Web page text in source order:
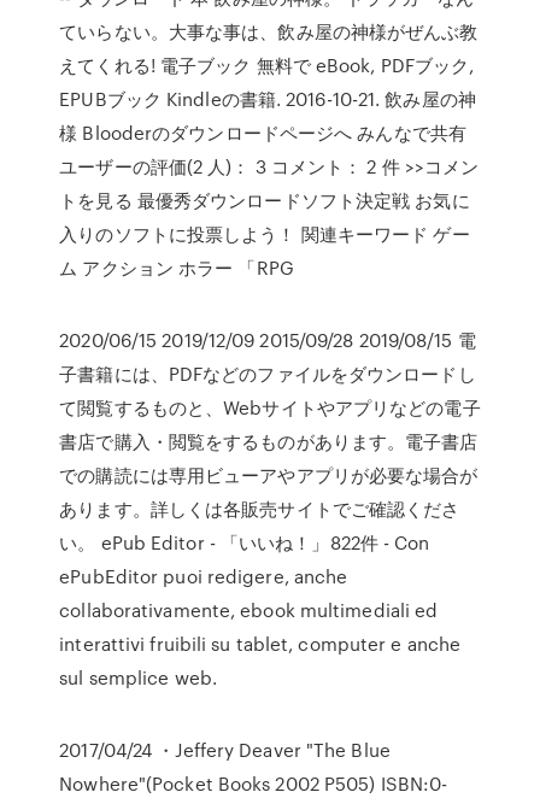
ていらない。大事な事は、飲み屋の神様がぜんぶ教
えてくれる! 電子ブック 無料で eBook, PDFブック,
EPUBブック Kindleの書籍. 2016-10-21. 飲み屋の神
様 Blooderのダウンロードページへ みんなで共有
ユーザーの評価(2 人)： 3 コメント： 2 件 >>コメン
トを見る 最優秀ダウンロードソフト決定戦 お気に
入りのソフトに投票しよう！ 関連キーワード ゲー
ム アクション ホラー 「RPG
2020/06/15 2019/12/09 2015/09/28 2019/08/15 電
子書籍には、PDFなどのファイルをダウンロードし
て閲覧するものと、Webサイトやアプリなどの電子
書店で購入・閲覧をするものがあります。電子書店
での購読には専用ビューアやアプリが必要な場合が
あります。詳しくは各販売サイトでご確認くださ
い。 ePub Editor - 「いいね！」822件 - Con
ePubEditor puoi redigere, anche
collaborativamente, ebook multimediali ed
interattivi fruibili su tablet, computer e anche
sul semplice web.
2017/04/24 ・Jeffery Deaver "The Blue
Nowhere"(Pocket Books 2002 P505) ISBN:0-